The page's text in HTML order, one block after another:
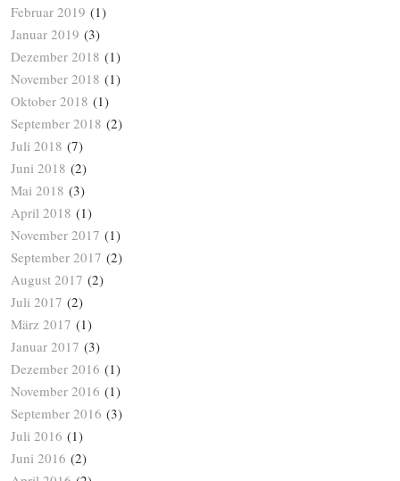
Februar 2019 (1)
Januar 2019 (3)
Dezember 2018 (1)
November 2018 (1)
Oktober 2018 (1)
September 2018 (2)
Juli 2018 (7)
Juni 2018 (2)
Mai 2018 (3)
April 2018 (1)
November 2017 (1)
September 2017 (2)
August 2017 (2)
Juli 2017 (2)
März 2017 (1)
Januar 2017 (3)
Dezember 2016 (1)
November 2016 (1)
September 2016 (3)
Juli 2016 (1)
Juni 2016 (2)